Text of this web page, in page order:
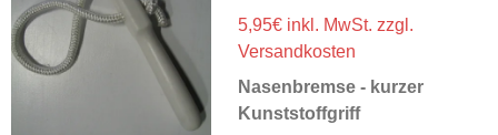
5,95€ inkl. MwSt. zzgl.
Versandkosten
Nasenbremse - kurzer
Kunststoffgriff